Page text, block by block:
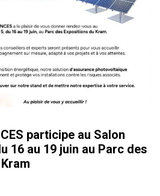
participe au Salon
16 au 19 juin au Parc des